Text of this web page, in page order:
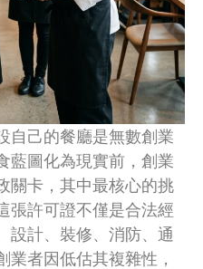
自己的餐廳是無數創業
藍圖化為現實前，創業
關卡，其中最核心的挑
張許可證不僅是合法經
設計、裝修、消防、通
業者因低估其複雜性，